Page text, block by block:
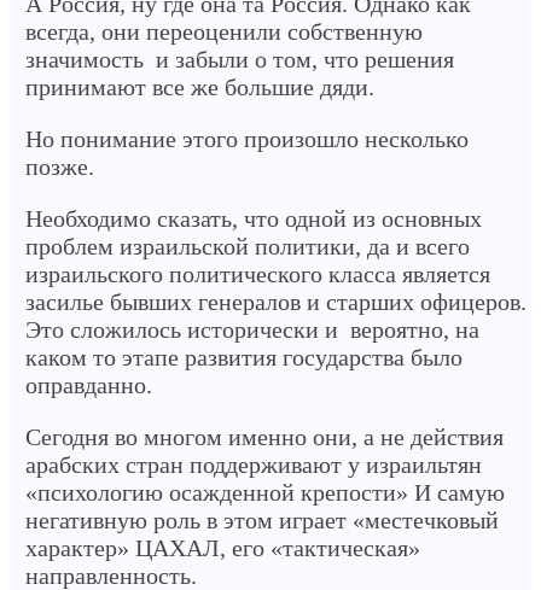
всегда, они переоценили собственную
значимость и забыли о том, что решения
принимают все же большие дяди.
Но понимание этого произошло несколько
позже.
Необходимо сказать, что одной из основных
проблем израильской политики, да и всего
израильского политического класса является
засилье бывших генералов и старших офицеров.
Это сложилось исторически и вероятно, на
каком то этапе развития государства было
оправданно.
Сегодня во многом именно они, а не действия
арабских стран поддерживают у израильтян
«психологию осажденной крепости» И самую
негативную роль в этом играет «местечковый
характер» ЦАХАЛ, его «тактическая»
направленность.